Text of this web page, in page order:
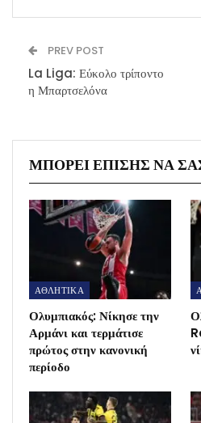
PREV POST
La Liga: Εύκολο τρίποντο
η Μπαρτσελόνα
ΜΠΟΡΕΊ ΕΠΊΣΗΣ ΝΑ
ΑΘΛΗΤΙΚΑ
Ολυμπιακός: Νίκησε την
Αρμάνι και τερμάτισε
πρώτος στην κανονική
περίοδο